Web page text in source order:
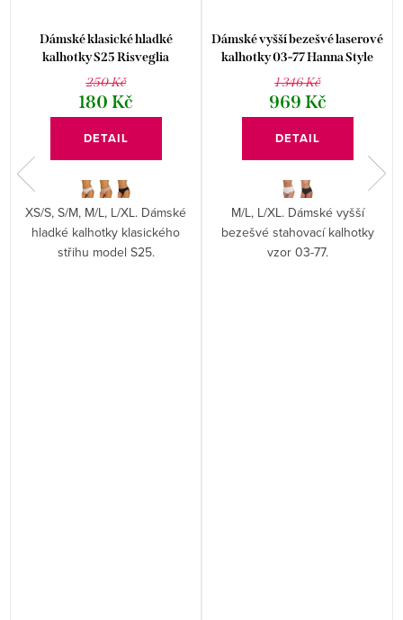
Dámské klasické hladké
kalhotky S25 Risveglia
250 Kč
180 Kč
DETAIL
XS/S, S/M, M/L, L/XL. Dámské
hladké kalhotky klasického
střihu model S25.
Dámské vyšší bezešvé laserové
kalhotky 03-77 Hanna Style
1 346 Kč
969 Kč
DETAIL
M/L, L/XL. Dámské vyšší
bezešvé stahovací kalhotky
vzor 03-77.